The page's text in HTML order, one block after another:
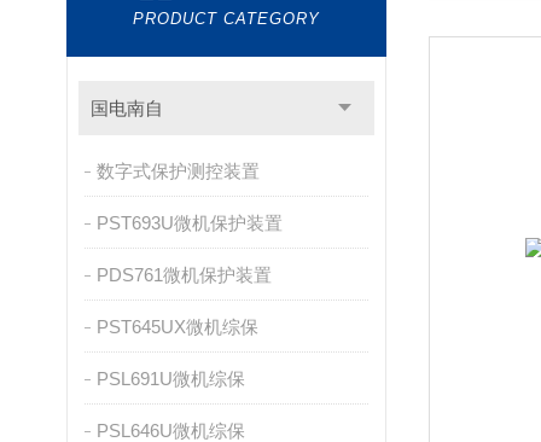
PRODUCT CATEGORY
国电南自
数字式保护测控装置
PST693U微机保护装置
PDS761微机保护装置
PST645UX微机综保
PSL691U微机综保
PSL646U微机综保